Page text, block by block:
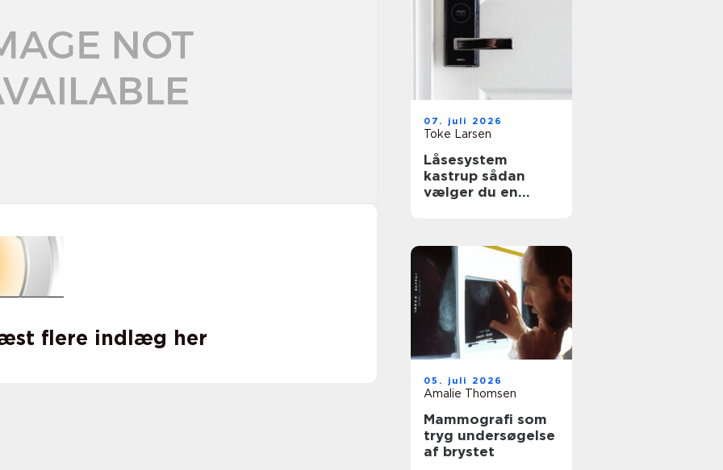
flere indlæg her
07. juli 2026
Toke Larsen
Låsesystem
kastrup sådan
vælger du en
05. juli 2026
Amalie Thomsen
Mammografi som
tryg undersøgelse
af brystet